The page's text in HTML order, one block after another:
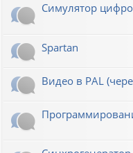
Симулятор
Spartan
Видео в PAL